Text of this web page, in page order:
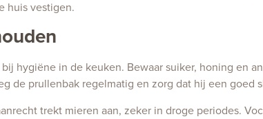
huis vestigen.
hygiëne in de keuken. Bewaar suiker, honing en
de prullenbak regelmatig en zorg dat hij een goed
trekt mieren aan, zeker in droge periodes.